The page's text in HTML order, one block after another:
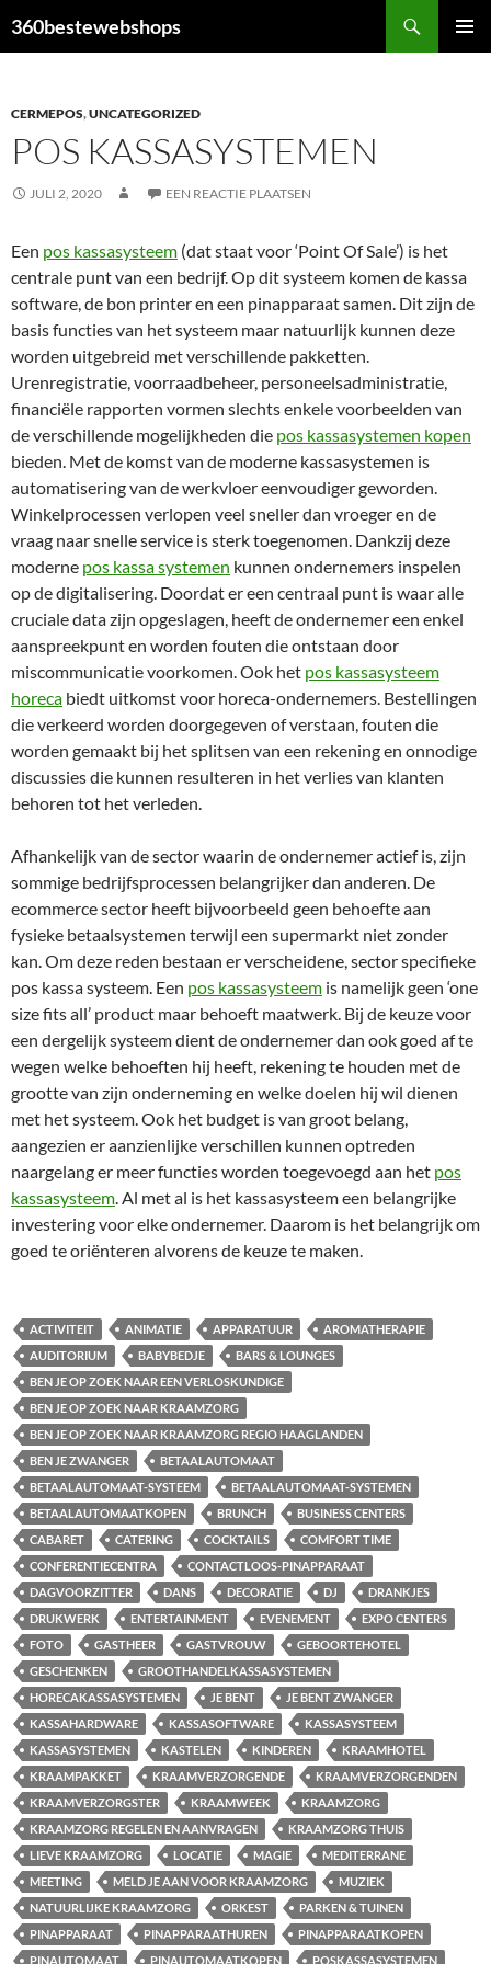
naar
360bestewebshops
CERMEPOS,UNCATEGORIZED
POS KASSASYSTEMEN
JULI 2, 2020 EEN REACTIE PLAATSEN
Een pos kassasysteem (dat staat voor ‘Point Of Sale’) is het
centrale punt van een bedrijf. Op dit systeem komen de kassa
software, de bon printer en een pinapparaat samen. Dit zijn de
basis functies van het systeem maar natuurlijk kunnen deze
worden uitgebreid met verschillende pakketten.
Urenregistratie, voorraadbeheer, personeelsadministratie,
financiële rapporten vormen slechts enkele voorbeelden van
de verschillende mogelijkheden die pos kassasystemen kopen
bieden. Met de komst van de moderne kassasystemen is
automatisering van de werkvloer eenvoudiger geworden.
Winkelprocessen verlopen veel sneller dan vroeger en de
vraag naar snelle service is sterk toegenomen. Dankzij deze
moderne pos kassa systemen kunnen ondernemers inspelen
op de digitalisering. Doordat er een centraal punt is waar alle
cruciale data zijn opgeslagen, heeft de ondernemer een enkel
aanspreekpunt en worden fouten die ontstaan door
miscommunicatie voorkomen. Ook het pos kassasysteem
horeca biedt uitkomst voor horeca-ondernemers. Bestellingen
die verkeerd worden doorgegeven of verstaan, fouten die
worden gemaakt bij het splitsen van een rekening en onnodige
discussies die kunnen resulteren in het verlies van klanten
behoren tot het verleden.
Afhankelijk van de sector waarin de ondernemer actief is, zijn
sommige bedrijfsprocessen belangrijker dan anderen. De
ecommerce sector heeft bijvoorbeeld geen behoefte aan
fysieke betaalsystemen terwijl een supermarkt niet zonder
kan. Om deze reden bestaan er verscheidene, sector specifieke
pos kassa systeem. Een pos kassasysteem is namelijk geen ‘one
size fits all’ product maar behoeft maatwerk. Bij de keuze voor
een dergelijk systeem dient de ondernemer dan ook goed af te
wegen welke behoeften hij heeft, rekening te houden met de
grootte van zijn onderneming en welke doelen hij wil dienen
met het systeem. Ook het budget is van groot belang,
aangezien er aanzienlijke verschillen kunnen optreden
naargelang er meer functies worden toegevoegd aan het pos
kassasysteem. Al met al is het kassasysteem een belangrijke
investering voor elke ondernemer. Daarom is het belangrijk om
goed te oriënteren alvorens de keuze te maken.
ACTIVITEIT ANIMATIE APPARATUUR
AROMATHERAPIE
AUDITORIUM
BABYBEDJE
BARS & LOUNGES
BEN JE OP ZOEK NAAR EEN VERLOSKUNDIGE
BEN JE OP ZOEK NAAR KRAAMZORG
BEN JE OP ZOEK NAAR KRAAMZORG REGIO HAAGLANDEN
BEN JE ZWANGER
BETAALAUTOMAAT
BETAALAUTOMAAT-SYSTEEM
BETAALAUTOMAAT-SYSTEMEN
BETAALAUTOMAATKOPEN
BRUNCH
BUSINESS CENTERS
CABARET
CATERING COCKTAILS
COMFORT TIME
CONFERENTIECENTRA
CONTACTLOOS-PINAPPARAAT
DAGVOORZITTER
DANS DECORATIE DJ
DRANKJES
DRUKWERK
ENTERTAINMENT EVENEMENT
EXPO CENTERS
FOTO
GASTHEER GASTVROUW
GEBOORTEHOTEL
GESCHENKEN
GROOTHANDELKASSASYSTEMEN
HORECAKASSASYSTEMEN
JE BENT
JE BENT ZWANGER
KASSAHARDWARE
KASSASOFTWARE
KASSASYSTEEM
KASSASYSTEMEN
KASTELEN KINDEREN
KRAAMHOTEL
KRAAMPAKKET
KRAAMVERZORGENDE
KRAAMVERZORGENDEN
KRAAMVERZORGSTER
KRAAMWEEK
KRAAMZORG
KRAAMZORG REGELEN EN AANVRAGEN
KRAAMZORG THUIS
LIEVE KRAAMZORG
LOCATIE MAGIE
MEDITERRANE
MEETING
MELD JE AAN VOOR KRAAMZORG
MUZIEK
NATUURLIJKE KRAAMZORG
ORKEST
PARKEN & TUINEN
PINAPPARAAT
PINAPPARAATHUREN
PINAPPARAATKOPEN
PINAUTOMAAT
PINAUTOMAATKOPEN
POSKASSASYSTEMEN